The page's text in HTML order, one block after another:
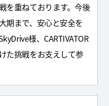
を重ねております。今後
期まで、安心と安全を
様、CARTIVATOR
た挑戦をお支えして参